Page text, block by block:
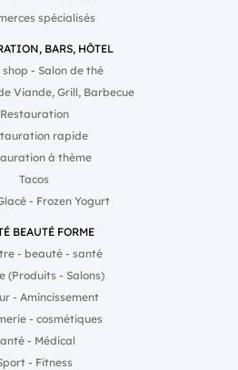
spécialisés
BARS, HÔTEL
shop - Salon de thé
Viande, Grill, Barbecue
Restauration
rapide
à thème
Tacos
- Frozen Yogurt
BEAUTÉ FORME
- beauté - santé
(Produits - Salons)
- Amincissement
- cosmétiques
- Médical
- Fitness